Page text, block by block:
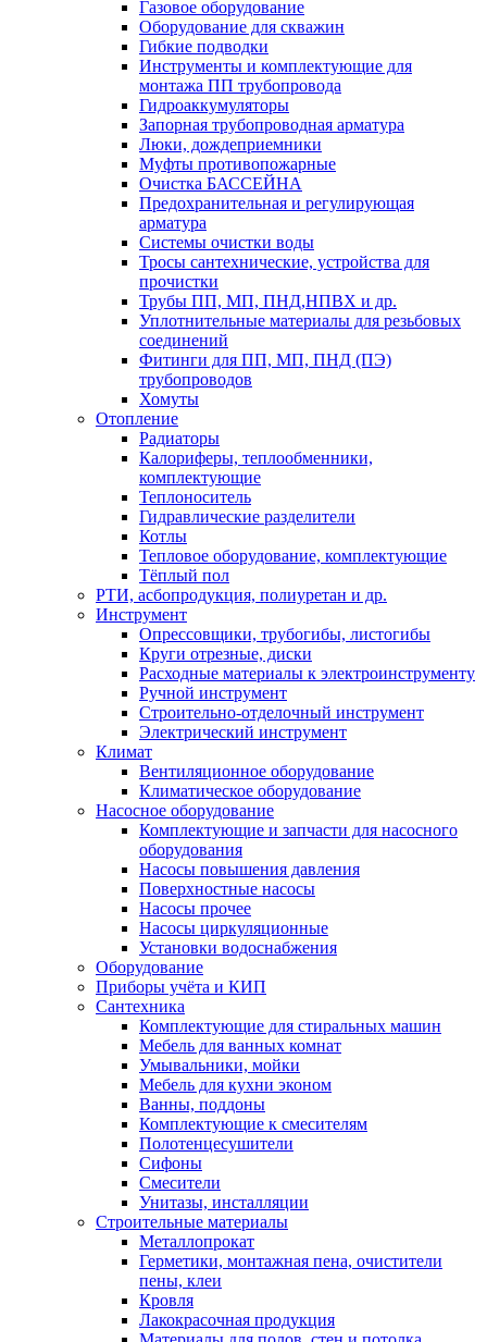
Газовое оборудование
Оборудование для скважин
Гибкие подводки
Инструменты и комплектующие для
монтажа ПП трубопровода
Гидроаккумуляторы
Запорная трубопроводная арматура
Люки, дождеприемники
Муфты противопожарные
Очистка БАССЕЙНА
Предохранительная и регулирующая
арматура
Системы очистки воды
Тросы сантехнические, устройства для
прочистки
Трубы ПП, МП, ПНД,НПВХ и др.
Уплотнительные материалы для резьбовых
соединений
Фитинги для ПП, МП, ПНД (ПЭ)
трубопроводов
Хомуты
Отопление
Радиаторы
Калориферы, теплообменники,
комплектующие
Теплоноситель
Гидравлические разделители
Котлы
Тепловое оборудование, комплектующие
Тёплый пол
РТИ, асбопродукция, полиуретан и др.
Инструмент
Опрессовщики, трубогибы, листогибы
Круги отрезные, диски
Расходные материалы к электроинструменту
Ручной инструмент
Строительно-отделочный инструмент
Электрический инструмент
Климат
Вентиляционное оборудование
Климатическое оборудование
Насосное оборудование
Комплектующие и запчасти для насосного
оборудования
Насосы повышения давления
Поверхностные насосы
Насосы прочее
Насосы циркуляционные
Установки водоснабжения
Оборудование
Приборы учёта и КИП
Сантехника
Комплектующие для стиральных машин
Мебель для ванных комнат
Умывальники, мойки
Мебель для кухни эконом
Ванны, поддоны
Комплектующие к смесителям
Полотенцесушители
Сифоны
Смесители
Унитазы, инсталляции
Строительные материалы
Металлопрокат
Герметики, монтажная пена, очистители
пены, клеи
Кровля
Лакокрасочная продукция